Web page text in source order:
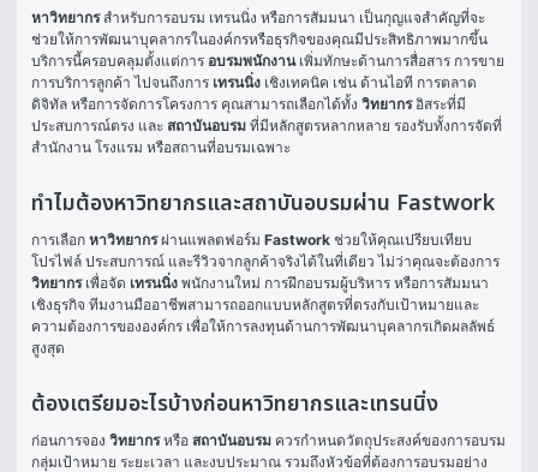
หาวิทยากร สำหรับการอบรม เทรนนิ่ง หรือการสัมมนา เป็นกุญแจสำคัญที่จะ
ช่วยให้การพัฒนาบุคลากรในองค์กรหรือธุรกิจของคุณมีประสิทธิภาพมากขึ้น
บริการนี้ครอบคลุมตั้งแต่การ อบรมพนักงาน เพิ่มทักษะด้านการสื่อสาร การขาย
การบริการลูกค้า ไปจนถึงการ เทรนนิ่ง เชิงเทคนิค เช่น ด้านไอที การตลาด
ดิจิทัล หรือการจัดการโครงการ คุณสามารถเลือกได้ทั้ง วิทยากร อิสระที่มี
ประสบการณ์ตรง และ สถาบันอบรม ที่มีหลักสูตรหลากหลาย รองรับทั้งการจัดที่
สำนักงาน โรงแรม หรือสถานที่อบรมเฉพาะ
ทำไมต้องหาวิทยากรและสถาบันอบรมผ่าน Fastwork
การเลือก หาวิทยากร ผ่านแพลตฟอร์ม Fastwork ช่วยให้คุณเปรียบเทียบ
วิทยากร เพื่อจัด เทรนนิ่ง พนักงานใหม่ การฝึกอบรมผู้บริหาร หรือการสัมมนา
เชิงธุรกิจ ทีมงานมืออาชีพสามารถออกแบบหลักสูตรที่ตรงกับเป้าหมายและ
ความต้องการขององค์กร เพื่อให้การลงทุนด้านการพัฒนาบุคลากรเกิดผลลัพธ์
สูงสุด
ต้องเตรียมอะไรบ้างก่อนหาวิทยากรและเทรนนิ่ง
ก่อนการจอง วิทยากร หรือ สถาบันอบรม ควรกำหนดวัตถุประสงค์ของการอบรม
กลุ่มเป้าหมาย ระยะเวลา และงบประมาณ รวมถึงหัวข้อที่ต้องการอบรมอย่าง